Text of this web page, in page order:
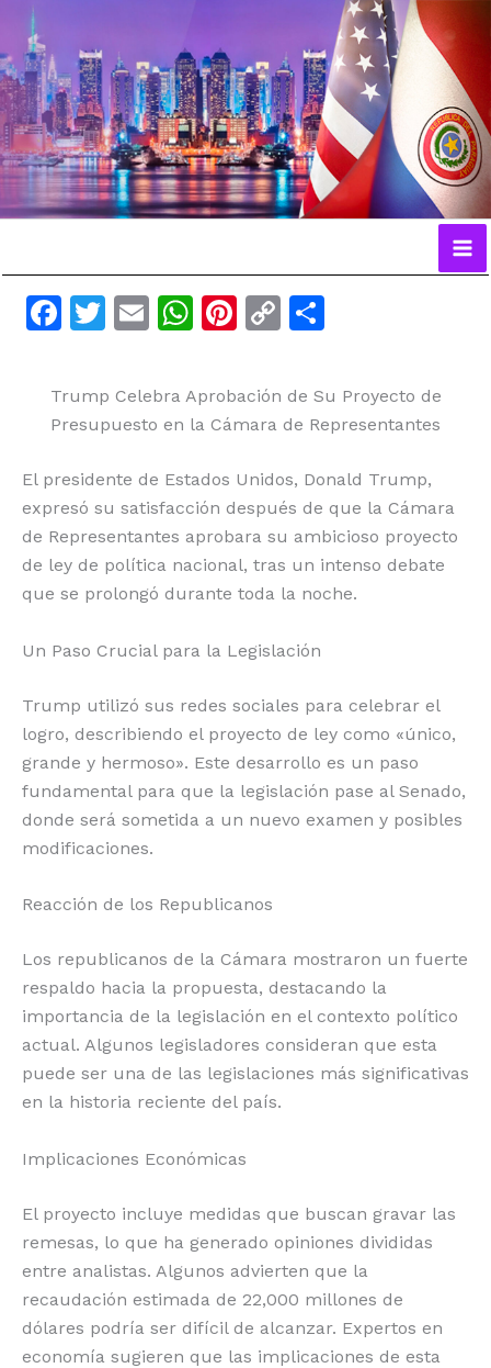
contenido
F
c
e
o
o
k
T
itt
er
E
ai
l
W
at
s
p
p
Pi
te
re
C
p
y
n
k
m
p
ti
r
Trump Celebra Aprobación de Su Proyecto de
Presupuesto en la Cámara de Representantes
El presidente de Estados Unidos, Donald Trump,
expresó su satisfacción después de que la Cámara
de Representantes aprobara su ambicioso proyecto
de ley de política nacional, tras un intenso debate
que se prolongó durante toda la noche.
Un Paso Crucial para la Legislación
Trump utilizó sus redes sociales para celebrar el
logro, describiendo el proyecto de ley como «único,
grande y hermoso». Este desarrollo es un paso
fundamental para que la legislación pase al Senado,
donde será sometida a un nuevo examen y posibles
modificaciones.
Reacción de los Republicanos
Los republicanos de la Cámara mostraron un fuerte
respaldo hacia la propuesta, destacando la
importancia de la legislación en el contexto político
actual. Algunos legisladores consideran que esta
puede ser una de las legislaciones más significativas
en la historia reciente del país.
Implicaciones Económicas
El proyecto incluye medidas que buscan gravar las
remesas, lo que ha generado opiniones divididas
entre analistas. Algunos advierten que la
recaudación estimada de 22,000 millones de
dólares podría ser difícil de alcanzar. Expertos en
economía sugieren que las implicaciones de esta